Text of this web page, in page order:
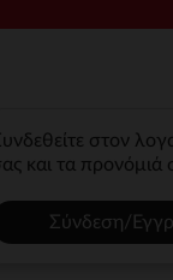
στον
και τα προνόμιά
Σύνδεση/